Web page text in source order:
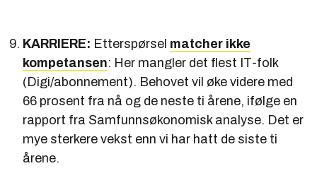
KARRIERE: Etterspørsel matcher ikke
kompetansen: Her mangler det flest IT-folk
(Digi/abonnement). Behovet vil øke videre med
66 prosent fra nå og de neste ti årene, ifølge en
rapport fra Samfunnsøkonomisk analyse. Det er
mye sterkere vekst enn vi har hatt de siste ti
årene.